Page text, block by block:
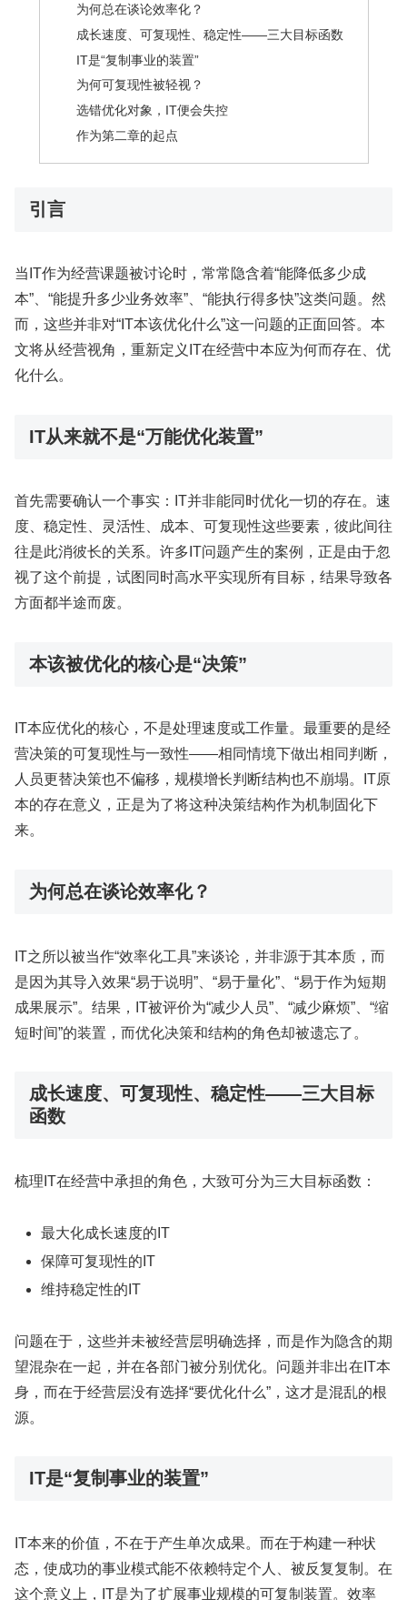
为何总在谈论效率化？
成长速度、可复现性、稳定性——三大目标函数
IT是“复制事业的装置”
为何可复现性被轻视？
选错优化对象，IT便会失控
作为第二章的起点
引言
当IT作为经营课题被讨论时，常常隐含着“能降低多少成
本”、“能提升多少业务效率”、“能执行得多快”这类问题。然
而，这些并非对“IT本该优化什么”这一问题的正面回答。本
文将从经营视角，重新定义IT在经营中本应为何而存在、优
化什么。
IT从来就不是“万能优化装置”
首先需要确认一个事实：IT并非能同时优化一切的存在。速
度、稳定性、灵活性、成本、可复现性这些要素，彼此间往
往是此消彼长的关系。许多IT问题产生的案例，正是由于忽
视了这个前提，试图同时高水平实现所有目标，结果导致各
方面都半途而废。
本该被优化的核心是“决策”
IT本应优化的核心，不是处理速度或工作量。最重要的是经
营决策的可复现性与一致性——相同情境下做出相同判断，
人员更替决策也不偏移，规模增长判断结构也不崩塌。IT原
本的存在意义，正是为了将这种决策结构作为机制固化下
来。
为何总在谈论效率化？
IT之所以被当作“效率化工具”来谈论，并非源于其本质，而
是因为其导入效果“易于说明”、“易于量化”、“易于作为短期
成果展示”。结果，IT被评价为“减少人员”、“减少麻烦”、“缩
短时间”的装置，而优化决策和结构的角色却被遗忘了。
成长速度、可复现性、稳定性——三大目标
函数
梳理IT在经营中承担的角色，大致可分为三大目标函数：
最大化成长速度的IT
保障可复现性的IT
维持稳定性的IT
问题在于，这些并未被经营层明确选择，而是作为隐含的期
望混杂在一起，并在各部门被分别优化。问题并非出在IT本
身，而在于经营层没有选择“要优化什么”，这才是混乱的根
源。
IT是“复制事业的装置”
IT本来的价值，不在于产生单次成果。而在于构建一种状
态，使成功的事业模式能不依赖特定个人、被反复复制。在
这个意义上，IT是为了扩展事业规模的可复制装置。效率